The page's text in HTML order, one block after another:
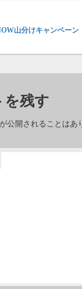
山分けキャンペーン
を残す
公開されることはあ